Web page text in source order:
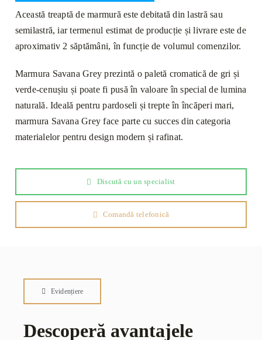
Lustruită
x
2cm
Această treaptă de marmură este debitată din lastră sau
semilastră, iar termenul estimat de producție și livrare este de
aproximativ 2 săptămâni, în funcție de volumul comenzilor.
Marmura Savana Grey prezintă o paletă cromatică de gri și
verde-cenușiu și poate fi pusă în valoare în special de lumina
naturală. Ideală pentru pardoseli și trepte în încăperi mari,
marmura Savana Grey face parte cu succes din categoria
materialelor pentru design modern și rafinat.
Discută cu un specialist
Comandă telefonică
Evidențiere
Descoperă avantajele